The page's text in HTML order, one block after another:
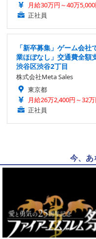
月給30万円～40万
正社員
「新卒募集」ゲーム会
業ほぼなし」交通費全額
渋谷区渋谷2丁目
株式会社Meta Sales
東京都
月給26万2,400円～32
正社員
今、あ